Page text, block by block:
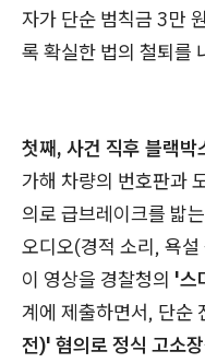
자가 단순 범칙금 3만
록 확실한 법의 철퇴를
첫째, 사건 직후 블랙
가해 차량의 번호판과
의로 급브레이크를 밟
오디오(경적 소리, 욕
이 영상을 경찰청의 '스
계에 제출하면서, 단순
전)' 혐의로 정식 고소장